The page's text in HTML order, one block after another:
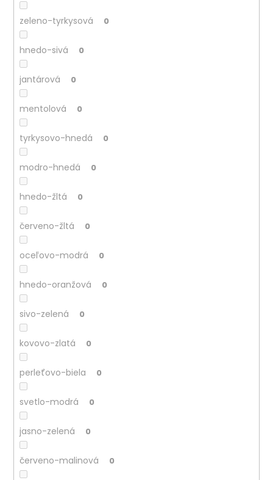
zeleno-tyrkysová 0
hnedo-sivá 0
jantárová 0
mentolová 0
tyrkysovo-hnedá 0
modro-hnedá 0
hnedo-žltá 0
červeno-žltá 0
oceľovo-modrá 0
hnedo-oranžová 0
sivo-zelená 0
kovovo-zlatá 0
perleťovo-biela 0
svetlo-modrá 0
jasno-zelená 0
červeno-malinová 0